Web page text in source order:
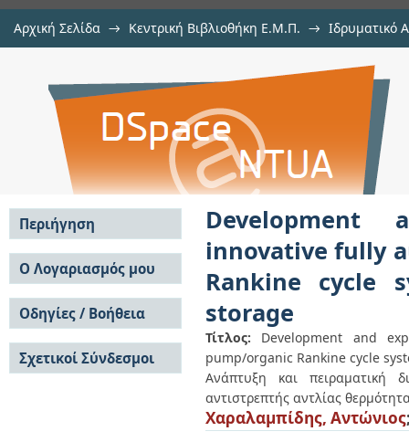
Αρχική Σελίδα → Κεντρική Βιβλιοθήκη Ε.Μ.Π. → Ιδρυματικό
Development and experimental
reversible heat pump/organic
energy storage
Development
innovative fully
Rankine cycle
storage
Τίτλος:
Development and
pump/organic Rankine cycle
Ανάπτυξη και πειραματική
αντιστρεπτής αντλίας
Χαραλαμπίδης, Αντώνιος
Περιήγηση
Σε όλο το DSpace
Κοινότητες & Συλλογές
Ανά Ημερομηνία
Έκδοσης
Συγγραφείς
Τίτλοι
Θέματα
Ο Λογαριασμός μου
Σύνδεση
Εγγραφή
Οδηγίες / Βοήθεια
Οδηγίες Υποβολής
Οδηγίες Χρήσης ΙΑ
Συχνές Ερωτήσεις
Σχετικοί Σύνδεσμοι